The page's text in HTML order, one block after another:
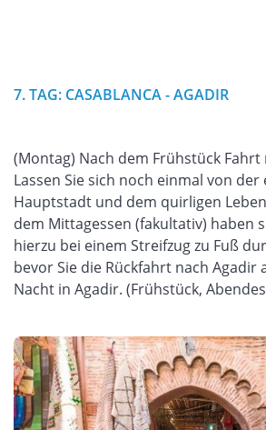
7. TAG: CASABLANCA - AGADIR
(Montag) Nach dem Frühstück Fahrt
Lassen Sie sich noch einmal von der
Hauptstadt und dem quirligen
dem Mittagessen (fakultativ) haben
hierzu bei einem Streifzug zu Fuß
bevor Sie die Rückfahrt nach Agadir
Nacht in Agadir. (Frühstück,